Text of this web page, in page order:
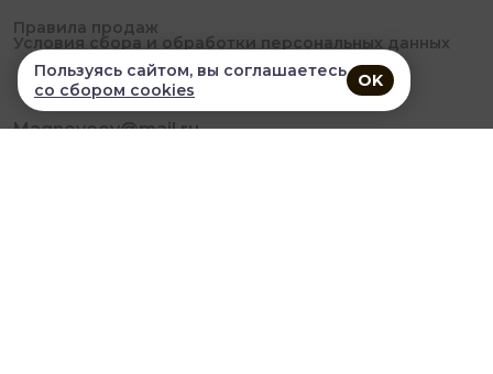
Правила продаж
Условия сбора и обработки персональных данных
Magnoveev@mail.ru
Пользуясь сайтом, вы соглашаетесь
со сбором cookies
OK